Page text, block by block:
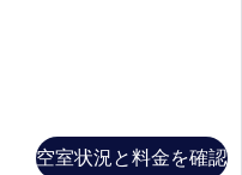
空室状況と料金を確認